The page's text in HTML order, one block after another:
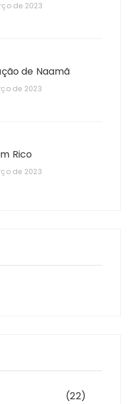
de 2023
de Naamã
de 2023
Rico
de 2023
(22)